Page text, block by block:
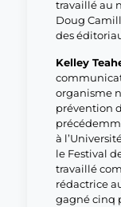
travaillé au
Doug
des
Kelley
organisme
prévention
à
le Festival
travaillé
rédactrice
gagné cinq